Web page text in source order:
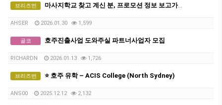
브리즈번 마사지학교 찾고 계신 분, 프로모션 정보 보고가세요~
AHSER 2026.01.30 1,599
골코 호주진출사업 도와주실 파트너사업자 모집
RICHARDN 2026.01.13 1,726
브리즈번 ⭐ 호주 유학 – ACIS College (North Sydney)
ANS00 2025.12.12 2,132